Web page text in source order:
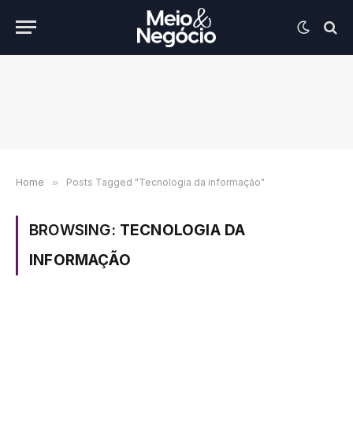
Home » Posts Tagged "Tecnologia da informação"
BROWSING: TECNOLOGIA DA
INFORMAÇÃO